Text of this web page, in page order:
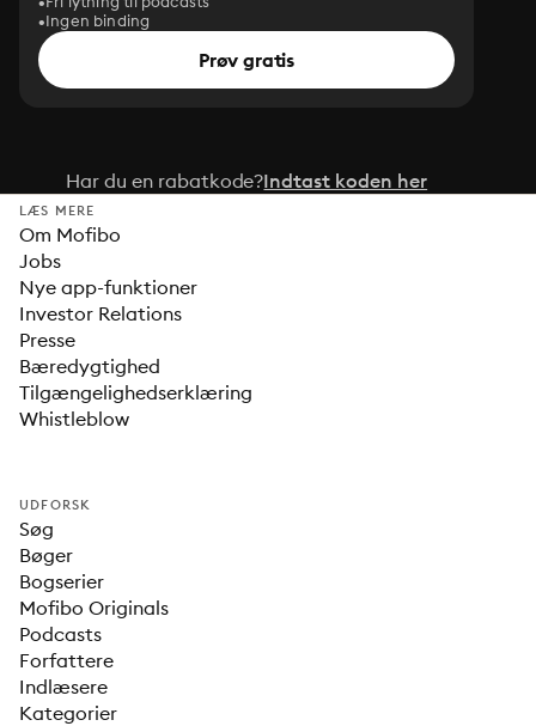
Ingen binding
Prøv gratis
Har du en rabatkode?Indtast koden her
LÆS MERE
Om Mofibo
Jobs
Nye app-funktioner
Investor Relations
Presse
Bæredygtighed
Tilgængelighedserklæring
Whistleblow
UDFORSK
Søg
Bøger
Bogserier
Mofibo Originals
Podcasts
Forfattere
Indlæsere
Kategorier